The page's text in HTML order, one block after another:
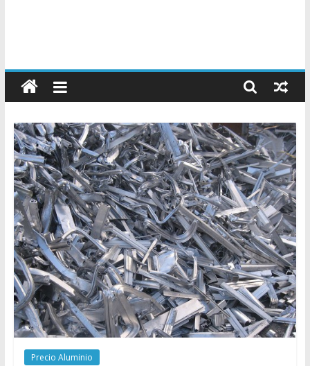
Chatarreros
–
Precio
de
Chatarra
Directorio
de
Chatarreros
para
vender
Precio Aluminio